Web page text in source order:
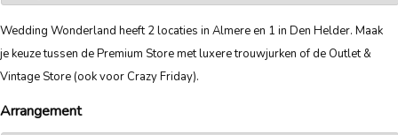
Wedding Wonderland heeft 2 locaties in Almere en 1 in Den Helder. Maak
je keuze tussen de Premium Store met luxere trouwjurken of de Outlet &
Vintage Store (ook voor Crazy Friday).
Arrangement